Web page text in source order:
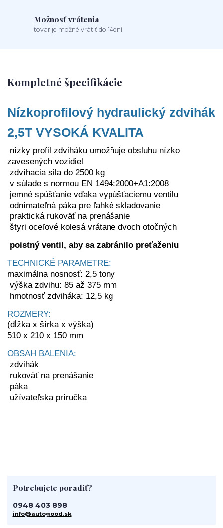
Možnosť vrátenia
tovar je možné vrátiť do 14dní
Kompletné špecifikácie
Nízkoprofilový hydraulický zdvihák
2,5T VYSOKÁ KVALITA
nízky profil zdviháku umožňuje obsluhu nízko
zavesených vozidiel
zdvíhacia sila do 2500 kg
v súlade s normou EN 1494:2000+A1:2008
jemné spúšťanie vďaka vypúšťaciemu ventilu
odnímateľná páka pre ľahké skladovanie
praktická rukoväť na prenášanie
štyri oceľové kolesá vrátane dvoch otočných
poistný ventil, aby sa zabránilo preťaženiu
TECHNICKÉ PARAMETRE:
maximálna nosnosť: 2,5 tony
výška zdvihu: 85 až 375 mm
hmotnosť zdviháka: 12,5 kg
ROZMERY:
(dĺžka x šírka x výška)
510 x 210 x 150 mm
OBSAH BALENIA:
zdvihák
rukoväť na prenášanie
páka
užívateľska príručka
Potrebujete poradiť?
0948 403 898
info@autogood.sk